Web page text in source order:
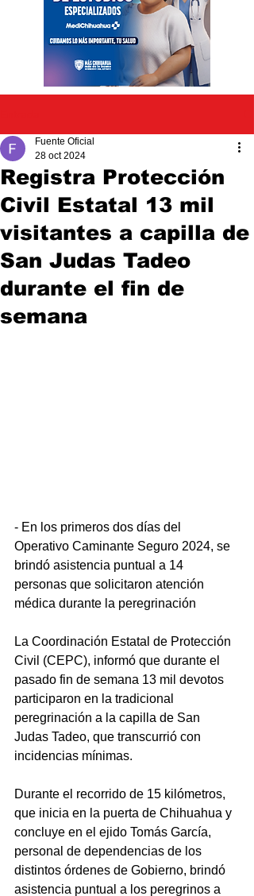
Registra Protección
Civil Estatal 13 mil
visitantes a capilla de
San Judas Tadeo
durante el fin de
semana
Fuente Oficial
28 oct 2024
- En los primeros dos días del
Operativo Caminante Seguro 2024, se
brindó asistencia puntual a 14
personas que solicitaron atención
médica durante la peregrinación
La Coordinación Estatal de Protección
Civil (CEPC), informó que durante el
pasado fin de semana 13 mil devotos
participaron en la tradicional
peregrinación a la capilla de San
Judas Tadeo, que transcurrió con
incidencias mínimas.
Durante el recorrido de 15 kilómetros,
que inicia en la puerta de Chihuahua y
concluye en el ejido Tomás García,
personal de dependencias de los
distintos órdenes de Gobierno, brindó
asistencia puntual a los peregrinos a